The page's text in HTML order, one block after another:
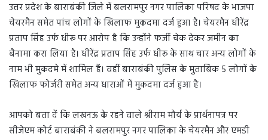
उत्तर प्रदेश के बाराबंकी जिले में बलरामपुर नगर पालिका परिषद के भाजपा
चेयरमैन समेत पांच लोगों के खिलाफ मुकदमा दर्ज हुआ है। चेयरमैन धीरेंद्र
प्रताप सिंह उर्फ धीरू पर आरोप है कि उन्होंने फर्जी चेक देकर जमीन का
बैनामा करा लिया है। धीरेंद्र प्रताप सिंह उर्फ धीरू के साथ चार अन्य लोगों के
नाम भी मुकदमे में शामिल हैं। वहीं बाराबंकी पुलिस के मुताबिक 5 लोगों के
खिलाफ फोर्जरी समेत अन्य धाराओं में मुकदमा दर्ज हुआ है।
आपको बता दें कि लखनऊ के रहने वाले श्रीराम मौर्य के प्रार्थनापत्र पर
सीजेएम कोर्ट बाराबंकी ने बलरामपुर नगर पालिका के चेयरमैन और एमडी